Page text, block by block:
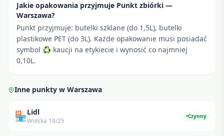
Jakie opakowania przyjmuje Punkt zbiórki —
Warszawa?
Punkt przyjmuje: butelki szklane (do 1,5L), butelki
plastikowe PET (do 3L). Każde opakowanie musi posiadać
symbol ♻ kaucji na etykiecie i wynosić co najmniej
0,10L.
Inne punkty w Warszawa
🏪Lidl
Wolska 19/25
Czynny